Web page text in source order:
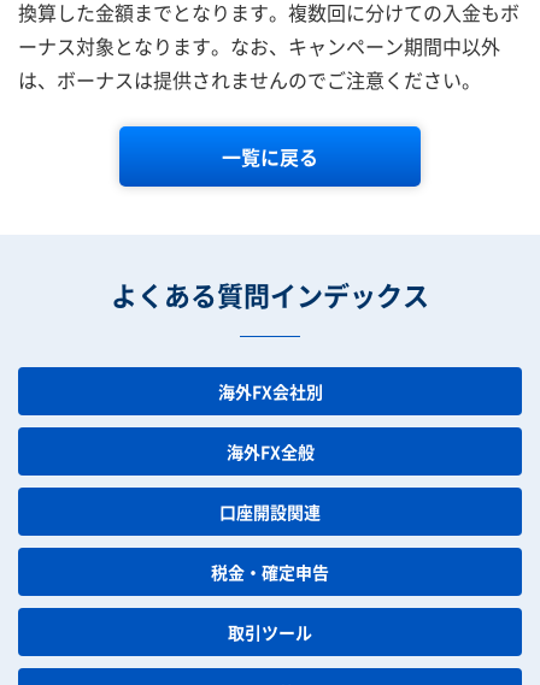
換算した金額までとなります。複数回に分けての入金もボ
ーナス対象となります。 なお、キャンペーン期間中以外
は、ボーナスは提供されませんのでご注意ください。
一覧に戻る
よくある質問インデックス
海外FX会社別
海外FX全般
口座開設関連
税金・確定申告
取引ツール